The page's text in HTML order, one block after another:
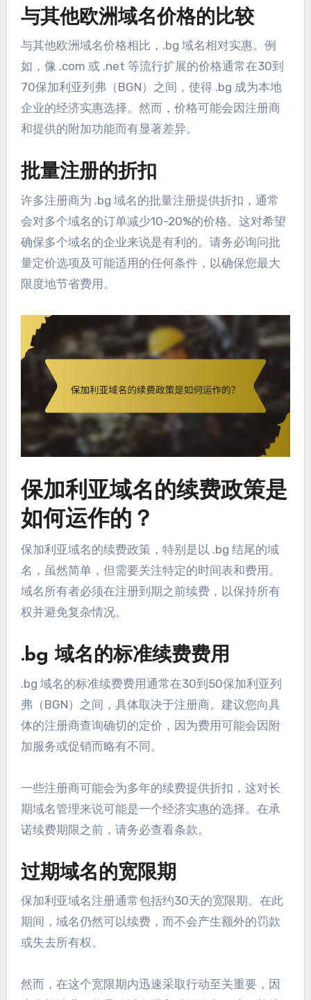
与其他欧洲域名价格的比较
与其他欧洲域名价格相比，.bg 域名相对实惠。例
如，像 .com 或 .net 等流行扩展的价格通常在30到
70保加利亚列弗（BGN）之间，使得 .bg 成为本地
企业的经济实惠选择。然而，价格可能会因注册商
和提供的附加功能而有显著差异。
批量注册的折扣
许多注册商为 .bg 域名的批量注册提供折扣，通常
会对多个域名的订单减少10-20%的价格。这对希望
确保多个域名的企业来说是有利的。请务必询问批
量定价选项及可能适用的任何条件，以确保您最大
限度地节省费用。
保加利亚域名的续费政策是
如何运作的？
保加利亚域名的续费政策，特别是以 .bg 结尾的域
名，虽然简单，但需要关注特定的时间表和费用。
域名所有者必须在注册到期之前续费，以保持所有
权并避免复杂情况。
.bg 域名的标准续费费用
.bg 域名的标准续费费用通常在30到50保加利亚列
弗（BGN）之间，具体取决于注册商。建议您向具
体的注册商查询确切的定价，因为费用可能会因附
加服务或促销而略有不同。
一些注册商可能会为多年的续费提供折扣，这对长
期域名管理来说可能是一个经济实惠的选择。在承
诺续费期限之前，请务必查看条款。
过期域名的宽限期
保加利亚域名注册通常包括约30天的宽限期。在此
期间，域名仍然可以续费，而不会产生额外的罚款
或失去所有权。
然而，在这个宽限期内迅速采取行动至关重要，因